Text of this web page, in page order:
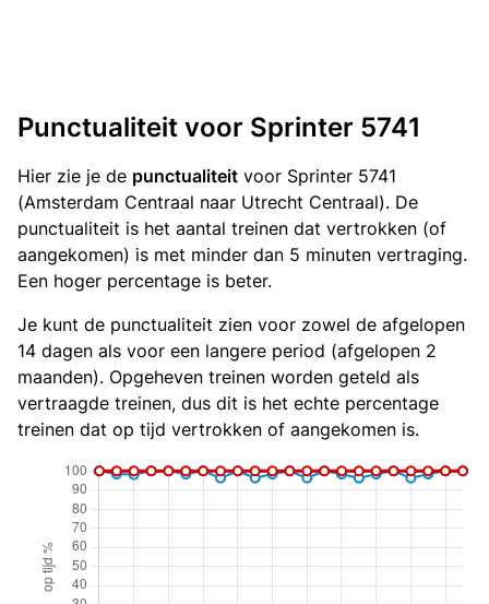
Punctualiteit voor Sprinter 5741
Hier zie je de punctualiteit voor Sprinter 5741
(Amsterdam Centraal naar Utrecht Centraal). De
punctualiteit is het aantal treinen dat vertrokken (of
aangekomen) is met minder dan 5 minuten vertraging.
Een hoger percentage is beter.
Je kunt de punctualiteit zien voor zowel de afgelopen
14 dagen als voor een langere period (afgelopen 2
maanden). Opgeheven treinen worden geteld als
vertraagde treinen, dus dit is het echte percentage
treinen dat op tijd vertrokken of aangekomen is.